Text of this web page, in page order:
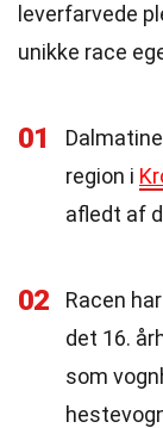
leverfarvede
unikke race
01
region i
afledt af
02
Racen
det 16.
som